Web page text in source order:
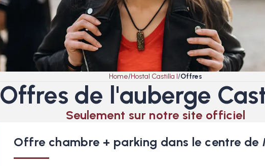
Home Hostal Castilla I Offres
Offres de l'auberge
Seulement sur notre site officiel
Offre chambre + parking dans le centre de